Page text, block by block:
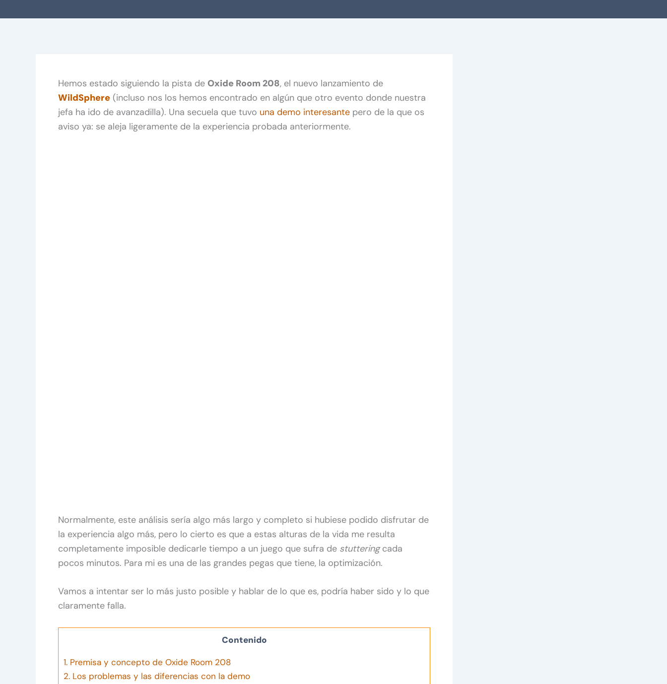
Hemos estado siguiendo la pista de Oxide Room 208, el nuevo lanzamiento de
WildSphere (incluso nos los hemos encontrado en algún que otro evento donde nuestra
jefa ha ido de avanzadilla). Una secuela que tuvo una demo interesante pero de la que os
aviso ya: se aleja ligeramente de la experiencia probada anteriormente.
Normalmente, este análisis sería algo más largo y completo si hubiese podido disfrutar de
la experiencia algo más, pero lo cierto es que a estas alturas de la vida me resulta
completamente imposible dedicarle tiempo a un juego que sufra de stutteringcada
pocos minutos. Para mi es una de las grandes pegas que tiene, la optimización.
Vamos a intentar ser lo más justo posible y hablar de lo que es, podría haber sido y lo que
claramente falla.
Contenido
1. Premisa y concepto de Oxide Room 208
2. Los problemas y las diferencias con la demo